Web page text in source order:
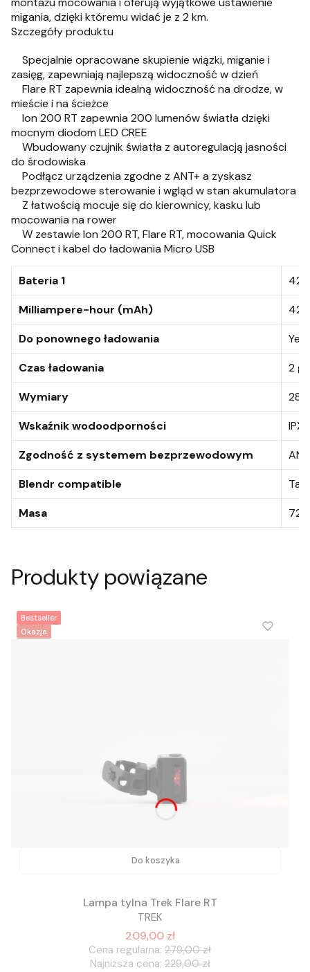
migania, dzięki któremu widać je z 2 km.
Szczegóły produktu
Specjalnie opracowane skupienie wiązki, miganie i
zasięg, zapewniają najlepszą widoczność w dzień
Flare RT zapewnia idealną widoczność na drodze, w
mieście i na ścieżce
Ion 200 RT zapewnia 200 lumenów światła dzięki
mocnym diodom LED CREE
Wbudowany czujnik światła z autoregulacją jasności
do środowiska
Podłącz urządzenia zgodne z ANT+ a zyskasz
bezprzewodowe sterowanie i wgląd w stan akumulatora
Z łatwością mocuje się do kierownicy, kasku lub
mocowania na rower
W zestawie Ion 200 RT, Flare RT, mocowania Quick
Connect i kabel do ładowania Micro USB
Bateria 1
Milliampere-hour (mAh)
Do ponownego ładowania
Yes
Czas ładowania
2
Wymiary
Wskaźnik wodoodporności
IPX7
Zgodność z systemem bezprzewodowym
Blendr compatible
Tak
Masa
72g
Produkty powiązane
Okazja
Bestseller
Do koszyka
Lampa tylna Trek Flare RT
TREK
209,00 zł
Cena regularna: 279,00 zł
Najniższa cena: 229,00 zł